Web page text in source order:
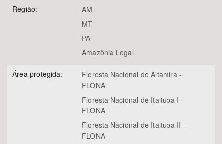
Região:
AM
MT
PA
Amazônia Legal
Área protegida:
Floresta Nacional de Altamira -
FLONA
Floresta Nacional de Itaituba I -
FLONA
Floresta Nacional de Itaituba II -
FLONA